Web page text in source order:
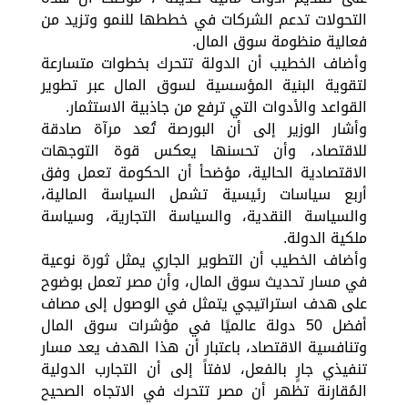
التحولات تدعم الشركات في خططها للنمو وتزيد من
فعالية منظومة سوق المال.
وأضاف الخطيب أن الدولة تتحرك بخطوات متسارعة
لتقوية البنية المؤسسية لسوق المال عبر تطوير
القواعد والأدوات التي ترفع من جاذبية الاستثمار.
وأشار الوزير إلى أن البورصة تُعد مرآة صادقة
للاقتصاد، وأن تحسنها يعكس قوة التوجهات
الاقتصادية الحالية، مؤضحأ أن الحكومة تعمل وفق
أربع سياسات رئيسية تشمل السياسة المالية،
والسياسة النقدية، والسياسة التجارية، وسياسة
ملكية الدولة.
وأضاف الخطيب أن التطوير الجاري يمثل ثورة نوعية
في مسار تحديث سوق المال، وأن مصر تعمل بوضوح
على هدف استراتيجي يتمثل في الوصول إلى مصاف
أفضل 50 دولة عالميًا في مؤشرات سوق المال
وتنافسية الاقتصاد، باعتبار أن هذا الهدف يعد مسار
تنفيذي جارٍ بالفعل، لافتاً إلى أن التجارب الدولية
المُقارنة تظهر أن مصر تتحرك في الاتجاه الصحيح